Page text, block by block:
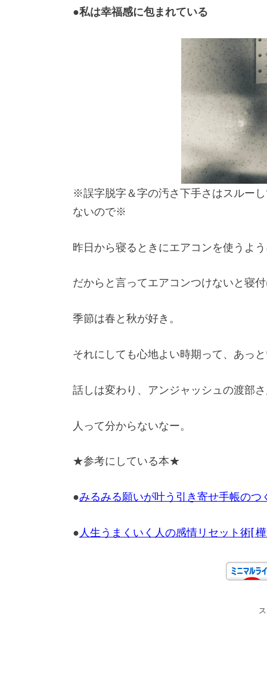
●私は幸福感に包まれている
※誤字脱字＆字の汚さ下手さはスルー
ないので※
昨日から寝るときにエアコンを使うよ
だからと言ってエアコンつけないと寝
季節は春と秋が好き。
それにしても心地よい時期って、あっ
話しは変わり、アンジャッシュの渡部
人って分からないなー。
★参考にしている本★
●みるみる願いが叶う引き寄せ手帳のつ
● 人生うまくいく人の感情リセット術[